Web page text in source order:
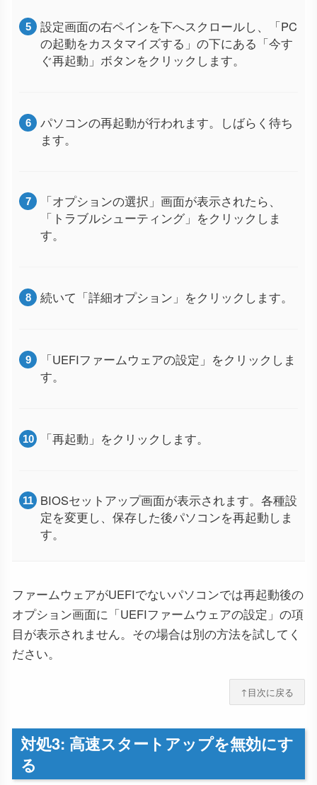
設定画面の右ペインを下へスクロールし、「PC
の起動をカスタマイズする」の下にある「今す
ぐ再起動」ボタンをクリックします。
パソコンの再起動が行われます。しばらく待ち
ます。
「オプションの選択」画面が表示されたら、
「トラブルシューティング」をクリックしま
す。
続いて「詳細オプション」をクリックします。
「UEFIファームウェアの設定」をクリックしま
す。
「再起動」をクリックします。
BIOSセットアップ画面が表示されます。各種設
定を変更し、保存した後パソコンを再起動しま
す。
ファームウェアがUEFIでないパソコンでは再起動後の
オプション画面に「UEFIファームウェアの設定」の項
目が表示されません。その場合は別の方法を試してく
ださい。
↑目次に戻る
対処3: 高速スタートアップを無効にす
る